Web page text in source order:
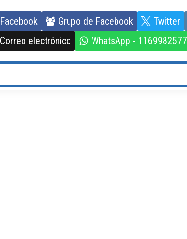
Facebook Grupo de Facebook Twitter
Correo electrónico
WhatsApp - 1169982577